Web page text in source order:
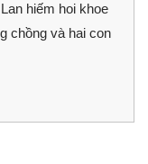
hiếm hoi khoe
chồng và hai con